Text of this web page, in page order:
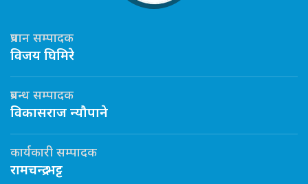
प्रधान सम्पादक
विजय घिमिरे
प्रबन्ध सम्पादक
विकासराज न्यौपाने
कार्यकारी सम्पादक
रामचन्द्र भट्ट